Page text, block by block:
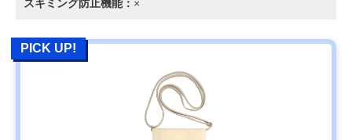
スキミング防止機能： ×
PICK UP!